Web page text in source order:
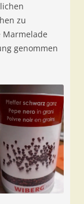
zu
Marmelade
genommen